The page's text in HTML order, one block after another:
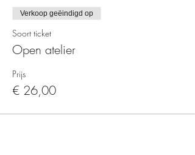
Verkoop geëindigd op
Soort ticket
Open atelier
Prijs
€ 26,00